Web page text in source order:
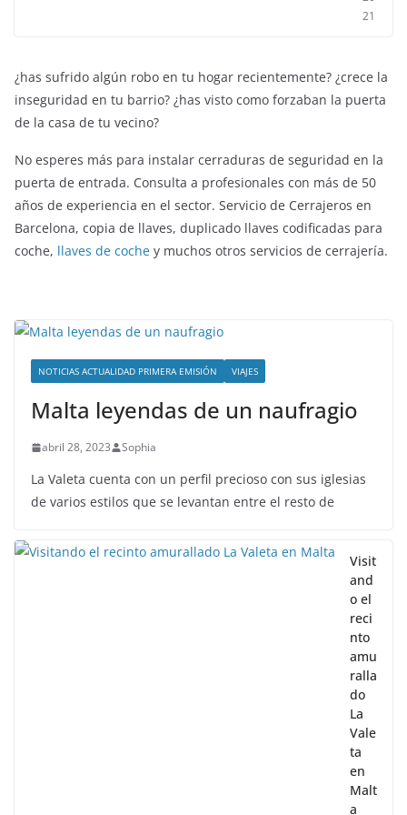
21
¿has sufrido algún robo en tu hogar recientemente? ¿crece la
inseguridad en tu barrio? ¿has visto como forzaban la puerta
de la casa de tu vecino?
No esperes más para instalar cerraduras de seguridad en la
puerta de entrada. Consulta a profesionales con más de 50
años de experiencia en el sector. Servicio de Cerrajeros en
Barcelona, copia de llaves, duplicado llaves codificadas para
coche, llaves de coche y muchos otros servicios de cerrajería.
NOTICIAS ACTUALIDAD PRIMERA EMISIÓN VIAJES
Malta leyendas de un naufragio
abril 28, 2023 Sophia
La Valeta cuenta con un perfil precioso con sus iglesias
de varios estilos que se levantan entre el resto de
Visit
and
o el
reci
nto
amu
ralla
do
La
Vale
ta
en
Malt
a